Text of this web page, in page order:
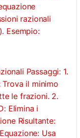
razionali
Esempio:
Passaggi: 1.
il minimo
le frazioni. 2.
Elimina i
Risultante:
Usa